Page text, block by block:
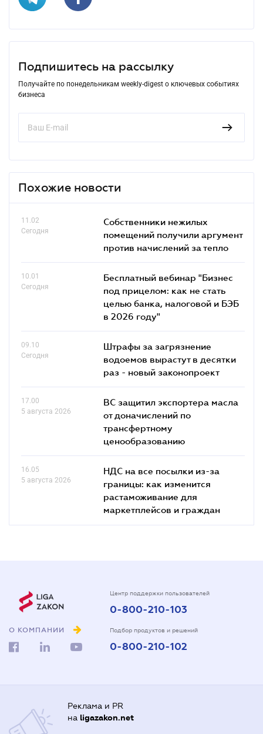
Подпишитесь на рассылку
Получайте по понедельникам weekly-digest о ключевых событиях
бизнеса
Похожие новости
11.02
Сегодня
Собственники нежилых
помещений получили аргумент
против начислений за тепло
10.01
Сегодня
Бесплатный вебинар "Бизнес
под прицелом: как не стать
целью банка, налоговой и БЭБ
в 2026 году"
09.10
Сегодня
Штрафы за загрязнение
водоемов вырастут в десятки
раз - новый законопроект
17.00
5 августа 2026
ВС защитил экспортера масла
от доначислений по
трансфертному
ценообразованию
16.05
5 августа 2026
НДС на все посылки из-за
границы: как изменится
растаможивание для
маркетплейсов и граждан
О КОМПАНИИ
Центр поддержки пользователей
0-800-210-103
Подбор продуктов и решений
0-800-210-102
Реклама и PR
на ligazakon.net